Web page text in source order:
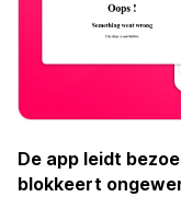
De app leidt
blokkeert